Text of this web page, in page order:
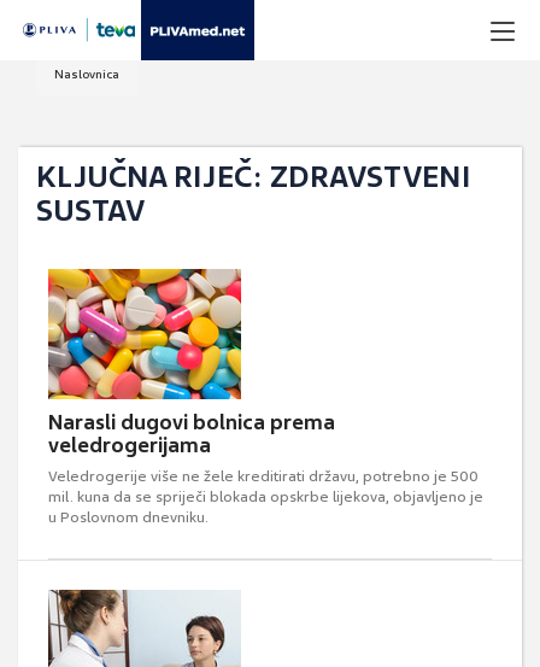
Naslovnica
KLJUČNA RIJEČ: ZDRAVSTVENI
SUSTAV
Narasli dugovi bolnica prema
veledrogerijama
Veledrogerije više ne žele kreditirati državu, potrebno je 500
mil. kuna da se spriječi blokada opskrbe lijekova, objavljeno je
u Poslovnom dnevniku.